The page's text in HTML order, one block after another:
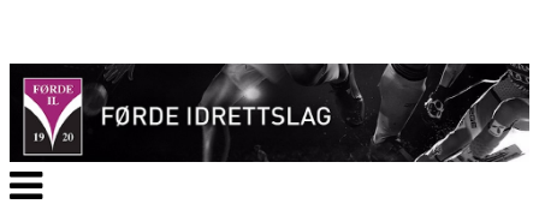
Veksle
navigasjon